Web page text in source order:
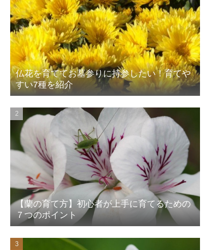
仏花を育ててお墓参りに持参したい！育てや
すい7種を紹介
【蘭の育て方】初心者が上手に育てるための
７つのポイント